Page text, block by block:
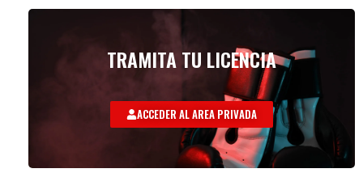
TRAMITA TU LICENCIA
ACCEDER AL AREA PRIVADA